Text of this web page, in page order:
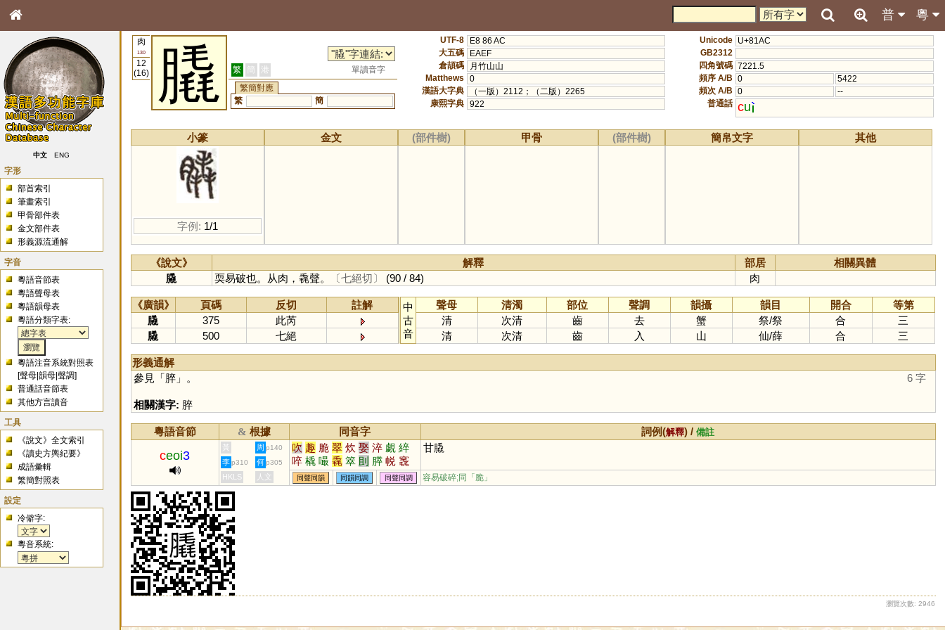
粵
普
中文 ENG
字形
部首索引
筆畫索引
甲骨部件表
金文部件表
形義源流通解
字音
粵語音節表
粵語聲母表
粵語韻母表
粵語分類字表:
粵語注音系統對照表
[聲母 |韻母 |聲調]
普通話音節表
其他方言讀音
工具
《說文》全文索引
《讀史方輿紀要》
成語彙輯
繁簡對照表
設定
冷僻字:
粵音系統:
肉
130
12
(16)
膬 繁 簡 港
單讀音字
繁簡對應
繁
簡
UTF-8
E8 86 AC
大五碼
EAEF
倉頡碼
月竹山山
Matthews
0
漢語大字典
（一版）2112；（二版）2265
康熙字典 922
Unicode U+81AC
GB2312
四角號碼 7221.5
頻序 A/B 0
5422
頻次 A/B 0
--
普通話 cu
小篆
字例: 1/1
金文 (部件樹) 甲骨 (部件樹) 簡帛文字 其他
《說文》 解釋 部居
相關異體
膬
耎易破也。从肉，毳聲。 〔七絕切〕 (90 / 84) 肉
《廣韻》 頁碼 反切
註解
膬
375
此芮
膬
500 七絕
中
古
音
聲母 清濁 部位 聲調 韻攝 韻目 開合
等第
清
次清 齒 去 蟹 祭/祭 合
三
清
次清 齒 入 山 仙/薛 合 三
形義通解
參見「脺」。 6 字
相關漢字: 脺
粵語音節 & 根據 同音字 詞例(解釋) /備註
ceoi3
黃 周 p140 吹 趣 脆 翠 炊 娶 淬 覷 綷
啐 橇 嘬 毳 箤 刞 膵 帨 竁
脺 焠 倅
甘膬
李 p310 何 p305
HKLS 人文 同聲同韻 同韻同調 同聲同調 容易破碎;同「 脆 」
瀏覽次數: 2946